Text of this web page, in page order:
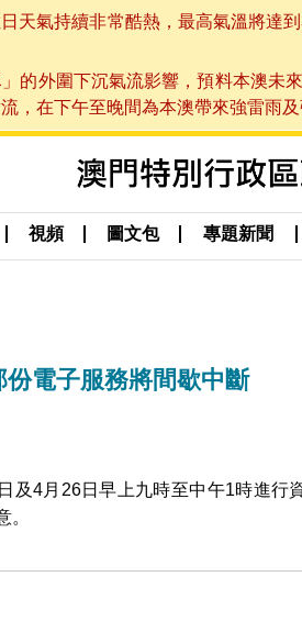
天氣持續非常酷熱，最高氣溫將達
的外圍下沉氣流影響，預料本澳未
，在下午至晚間為本澳帶來強雷雨
視頻 圖文包 專題新聞
電子服務將間歇中斷
及4月26日早上九時至中午1時進行
。